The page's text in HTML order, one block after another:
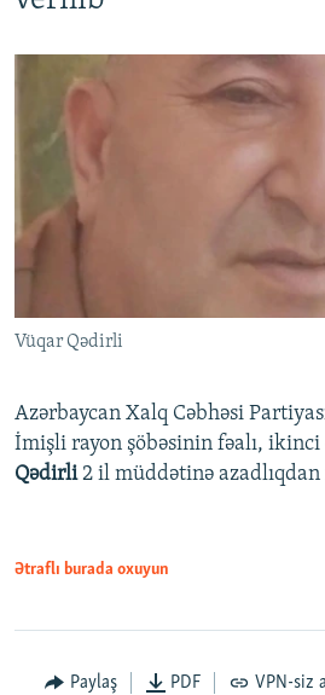
Vüqar Qədirli
Azərbaycan Xalq Cəbhəsi
İmişli rayon şöbəsinin fəalı,
Qədirli2 il müddətinə
Ətraflı burada oxuyun
Paylaş PDF VPN-siz